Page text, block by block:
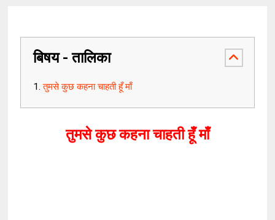
बिषय - तालिका
तुमसे कुछ कहना चाहती हूँ माँ
तुमसे कुछ कहना चाहती हूँ माँ